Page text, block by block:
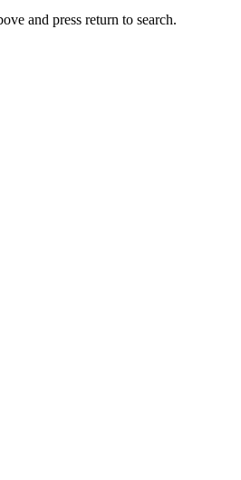
and press return to search.